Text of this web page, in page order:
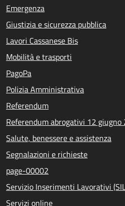
Emergenza
Giustizia e sicurezza pubblica
Lavori Cassanese Bis
Mobilità e trasporti
PagoPa
Polizia Amministrativa
Referendum
Referendum abrogativi 12 giugno
Salute, benessere e assistenza
Segnalazioni e richieste
page-00002
Servizio Inserimenti Lavorativi
Servizi online